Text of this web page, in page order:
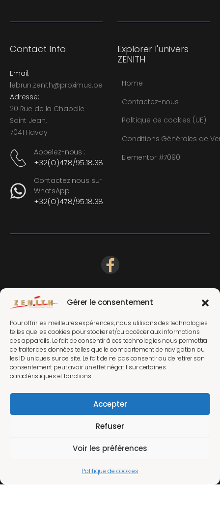
Gérer le consentement
Pour offrir les meilleures expériences, nous utilisons des technologies
telles que les cookies pour stocker et/ou accéder aux informations
des appareils. Le fait de consentir à ces technologies nous permettra
de traiter des données telles que le comportement de navigation ou
les ID uniques sur ce site. Le fait de ne pas consentir ou de retirer son
consentement peut avoir un effet négatif sur certaines
caractéristiques et fonctions.
Accepter
Refuser
Voir les préférences
Politique de cookies
Contact Info
Email:
lebrun.zenith@proximus.be
Adresse:
20 Rue de la Chapelle
Saint Jean,
7041 Havay
Appelez-nous :
+32(O)478/95.18.38
Contactez nous sur
WhatsApp
+32(O)478/95.18.38
Explorer l'univers
ZENITH
Home
Contactez-nous
Politique de cookies (UE)
Conditions Générales de
Elementor #7090